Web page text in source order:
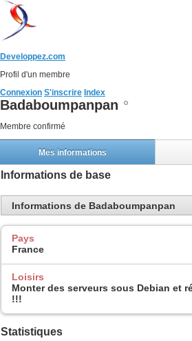
Developpez.com
Profil d'un membre
Connexion S'inscrire Index
Badaboumpanpan
Membre confirmé
Mes informations
Informations de base
Informations de Badaboumpanpan
Pays
France
Loisirs
Monter des serveurs sous Debian et
!!!
Statistiques